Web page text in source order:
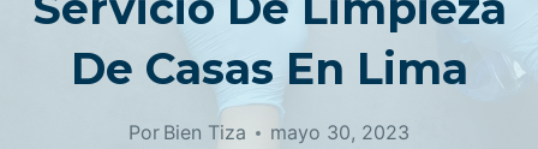
De Casas En Lima
Por Bien Tiza mayo 30, 2023